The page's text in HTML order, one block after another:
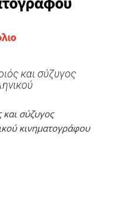
και σύζυγος
σύζυγος
κινηματογράφου